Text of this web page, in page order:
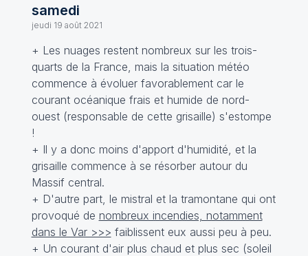
samedi
jeudi 19 août 2021
+ Les nuages restent nombreux sur les trois-
quarts de la France, mais la situation météo
commence à évoluer favorablement car le
courant océanique frais et humide de nord-
ouest (responsable de cette grisaille) s'estompe
!
+ Il y a donc moins d'apport d'humidité, et la
grisaille commence à se résorber autour du
Massif central.
+ D'autre part, le mistral et la tramontane qui ont
provoqué de nombreux incendies, notamment
dans le Var >>> faiblissent eux aussi peu à peu.
+ Un courant d'air plus chaud et plus sec (soleil